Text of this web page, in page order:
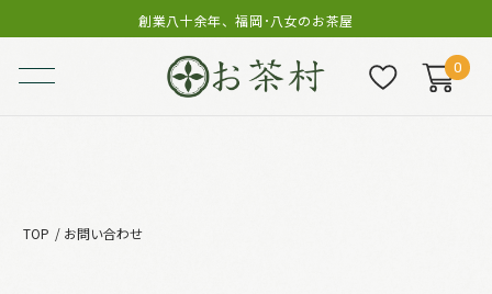
創業八十余年、福岡･八女のお茶屋
0
TOP お問い合わせ